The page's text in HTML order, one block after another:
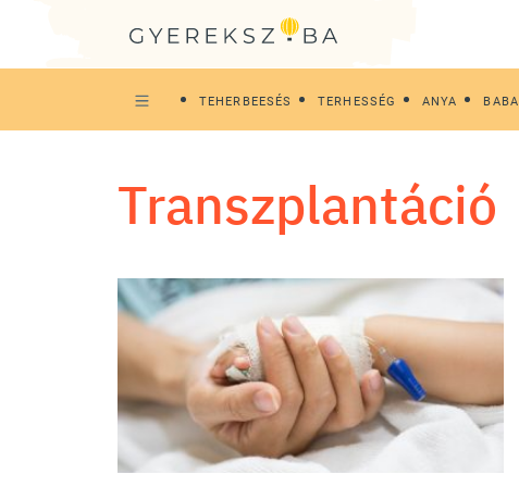
TEHERBEESÉS TERHESSÉG ANYA BABA
transzplantáció